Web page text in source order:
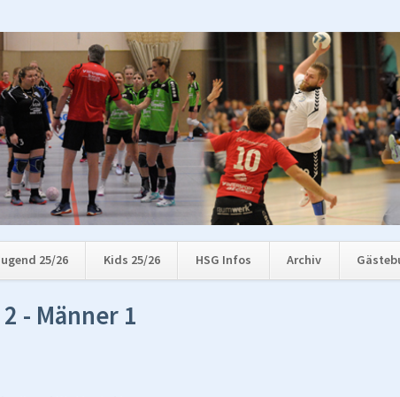
25/26 Kids 25/26 HSG Infos Archiv
- Männer 1